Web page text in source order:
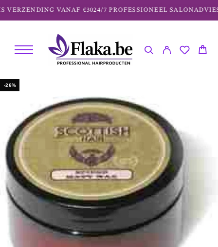
VERZENDING VANAF €3024/7 PROFESSIONEEL SALONADVIES
-26%